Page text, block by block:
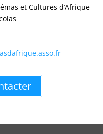
et Cultures d’Afrique